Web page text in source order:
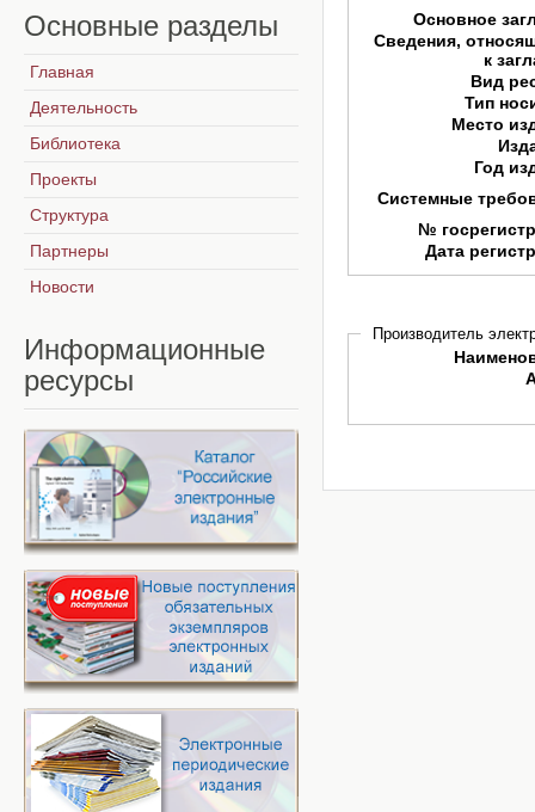
Основное
Сведения,
к
Вид
Тип
Место
Год
Системные
№
Дата
Производитель
Основные разделы
Главная
Деятельность
Библиотека
Проекты
Структура
Партнеры
Новости
Информационные
ресурсы